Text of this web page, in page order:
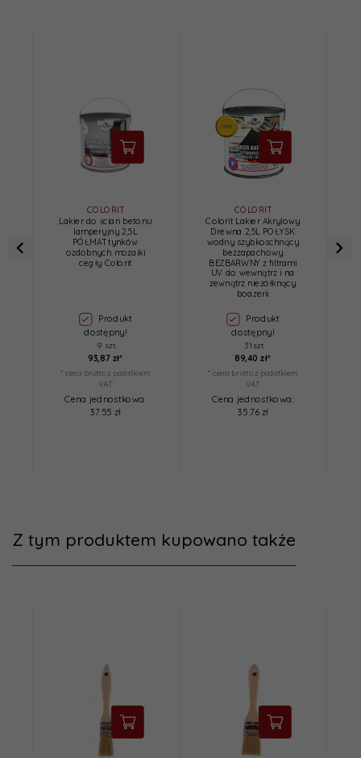
COLORIT
Lakier do ścian betonu
lamperyjny 2,5L
PÓŁMAT tynków
ozdobnych mozaiki
cegły Colorit
Produkt
dostępny!
9 szt.
93,87 zł*
* cena brutto z podatkiem
VAT
Cena jednostkowa:
37.55 zł
COLORIT
Colorit Lakier Akrylowy
Drewna 2,5L POŁYSK
wodny szybkoschnący
bezzapachowy
BEZBARWNY z filtrami
UV do wewnątrz i na
zewnątrz nieżółknący
boazerii
Produkt
dostępny!
31 szt.
89,40 zł*
* cena brutto z podatkiem
VAT
Cena jednostkowa:
35.76 zł
Z tym produktem kupowano także